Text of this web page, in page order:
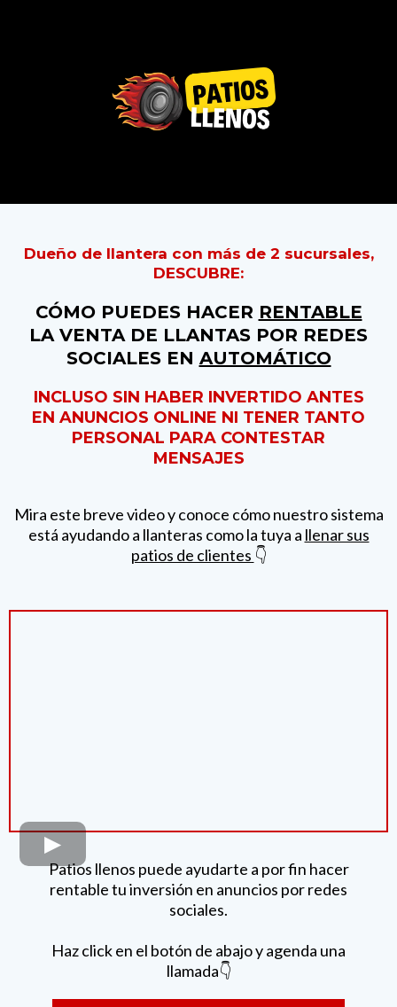
Dueño de llantera con más de 2 sucursales,
DESCUBRE:
CÓMO PUEDES HACER RENTABLE
LA VENTA DE LLANTAS POR REDES
SOCIALES EN AUTOMÁTICO
INCLUSO SIN HABER INVERTIDO ANTES
EN ANUNCIOS ONLINE NI TENER TANTO
PERSONAL PARA CONTESTAR
MENSAJES
Mira este breve video y conoce cómo nuestro sistema
está ayudando a llanteras como la tuya a llenar sus
patios de clientes 👇
Patios llenos puede ayudarte a por fin hacer
rentable tu inversión en anuncios por redes
sociales.
Haz click en el botón de abajo y agenda una
llamada👇